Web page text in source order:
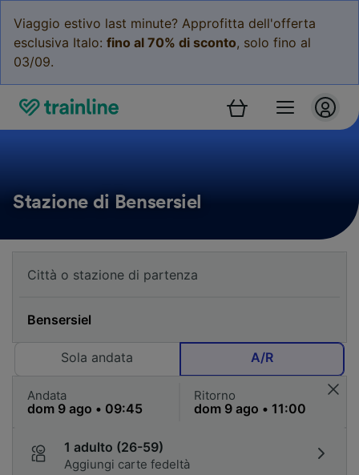
Viaggio estivo last minute? Approfitta dell'offerta
esclusiva Italo: fino al 70% di sconto, solo fino al
03/09.
Stazione di Bensersiel
Sola andata A/R
Andata Ritorno
1 adulto (26-59)
Aggiungi carte fedeltà